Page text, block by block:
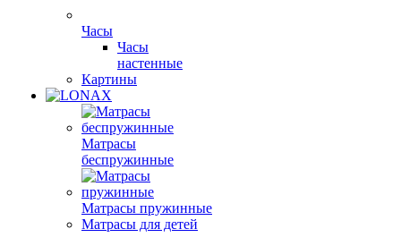
Часы
Часы
настенные
Картины
Матрасы
беспружинные
Матрасы пружинные
Матрасы для детей